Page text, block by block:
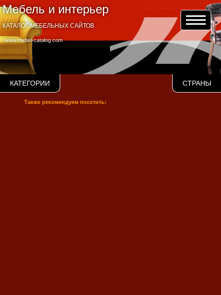
Мебель и интерьер
www.mebel-catalog.com
КАТАЛОГ МЕБЕЛЬНЫХ САЙТОВ
КАТЕГОРИИ СТРАНЫ
Также рекомендуем посетить: